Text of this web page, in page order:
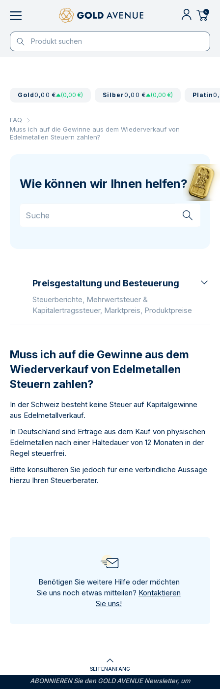
0
Gold0,00 € (0,00 €) Silber0,00 € (0,00 €) Platin
FAQ
Muss ich auf die Gewinne aus dem Wiederverkauf von
Edelmetallen Steuern zahlen?
Wie können wir Ihnen helfen?
Preisgestaltung und Besteuerung
Steuerberichte, Mehrwertsteuer &
Kapitalertragssteuer, Marktpreis, Produktpreise
Muss ich auf die Gewinne aus dem
Wiederverkauf von Edelmetallen
Steuern zahlen?
In der Schweiz besteht keine Steuer auf Kapitalgewinne
aus Edelmetallverkauf.
In Deutschland sind Erträge aus dem Kauf von physischen
Edelmetallen nach einer Haltedauer von 12 Monaten in der
Regel steuerfrei.
Bitte konsultieren Sie jedoch für eine verbindliche Aussage
hierzu Ihren Steuerberater.
Benötigen Sie weitere Hilfe oder möchten
Sie uns noch etwas mitteilen? Kontaktieren
Sie uns!
SEITENANFANG
ABONNIEREN Sie den GOLD AVENUE Newsletter, um